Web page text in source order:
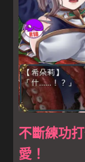
不斷練功
愛！